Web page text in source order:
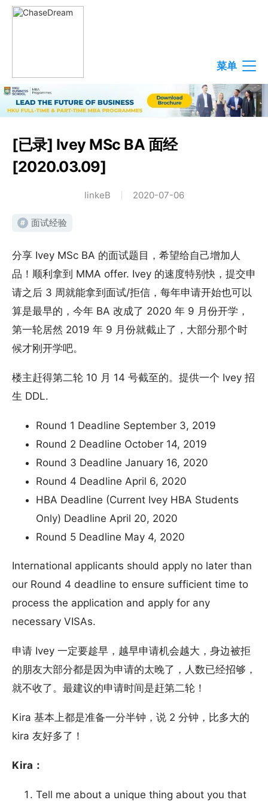
菜单
[已录] Ivey MSc BA 面经
[2020.03.09]
linkeB 2020-07-06
# 面试经验
分享 Ivey MSc BA 的面试题目，希望给自己增加人
品！顺利拿到 MMA offer. Ivey 的速度特别快，提交申
请之后 3 周就能拿到面试/拒信，每年申请开始也可以
算是最早的，今年 BA 改成了 2020 年 9 月份开学，
第一轮居然 2019 年 9 月份就截止了，大部分那个时
候才刚开学吧。
楼主赶得第二轮 10 月 14 号截至的。提供一个 Ivey 招
生 DDL.
Round 1 Deadline September 3, 2019
Round 2 Deadline October 14, 2019
Round 3 Deadline January 16, 2020
Round 4 Deadline April 6, 2020
HBA Deadline (Current Ivey HBA Students
Only) Deadline April 20, 2020
Round 5 Deadline May 4, 2020
International applicants should apply no later than
our Round 4 deadline to ensure sufficient time to
process the application and apply for any
necessary VISAs.
申请 Ivey 一定要趁早，越早申请机会越大，身边被拒
的朋友大部分都是因为申请的太晚了，人数已经招够，
就不收了。最建议的申请时间是赶第二轮！
Kira 基本上都是准备一分半钟，说 2 分钟，比多大的
kira 友好多了！
Kira：
Tell me about a unique thing about you that